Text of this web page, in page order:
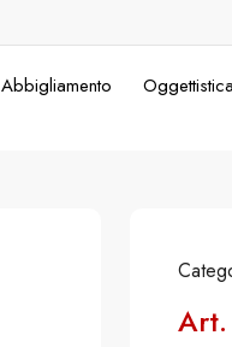
Abbigliamento Oggettistica